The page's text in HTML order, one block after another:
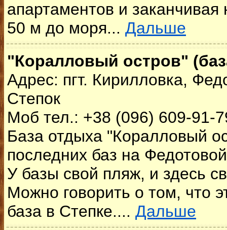
апартаментов и
50 м до моря... Дальше
"Коралловый остров"
Адрес: пгт. Кирилловка,
Степок
Моб тел.: +38 (096) 609-91-
База отдыха "Коралловый
последних баз на
У базы свой пляж, и здесь
Можно говорить о том, что
база в Степке.... Дальше